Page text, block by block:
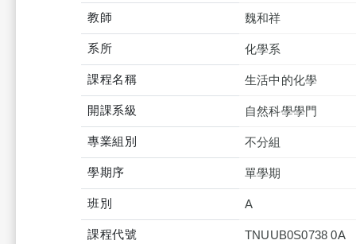
教師 魏和祥
系所 化學系
課程名稱 生活中的化學
開課系級 自然科學學門
專業組別 不分組
學期序 單學期
班別 A
課程代號 TNUUB0S0738 0A